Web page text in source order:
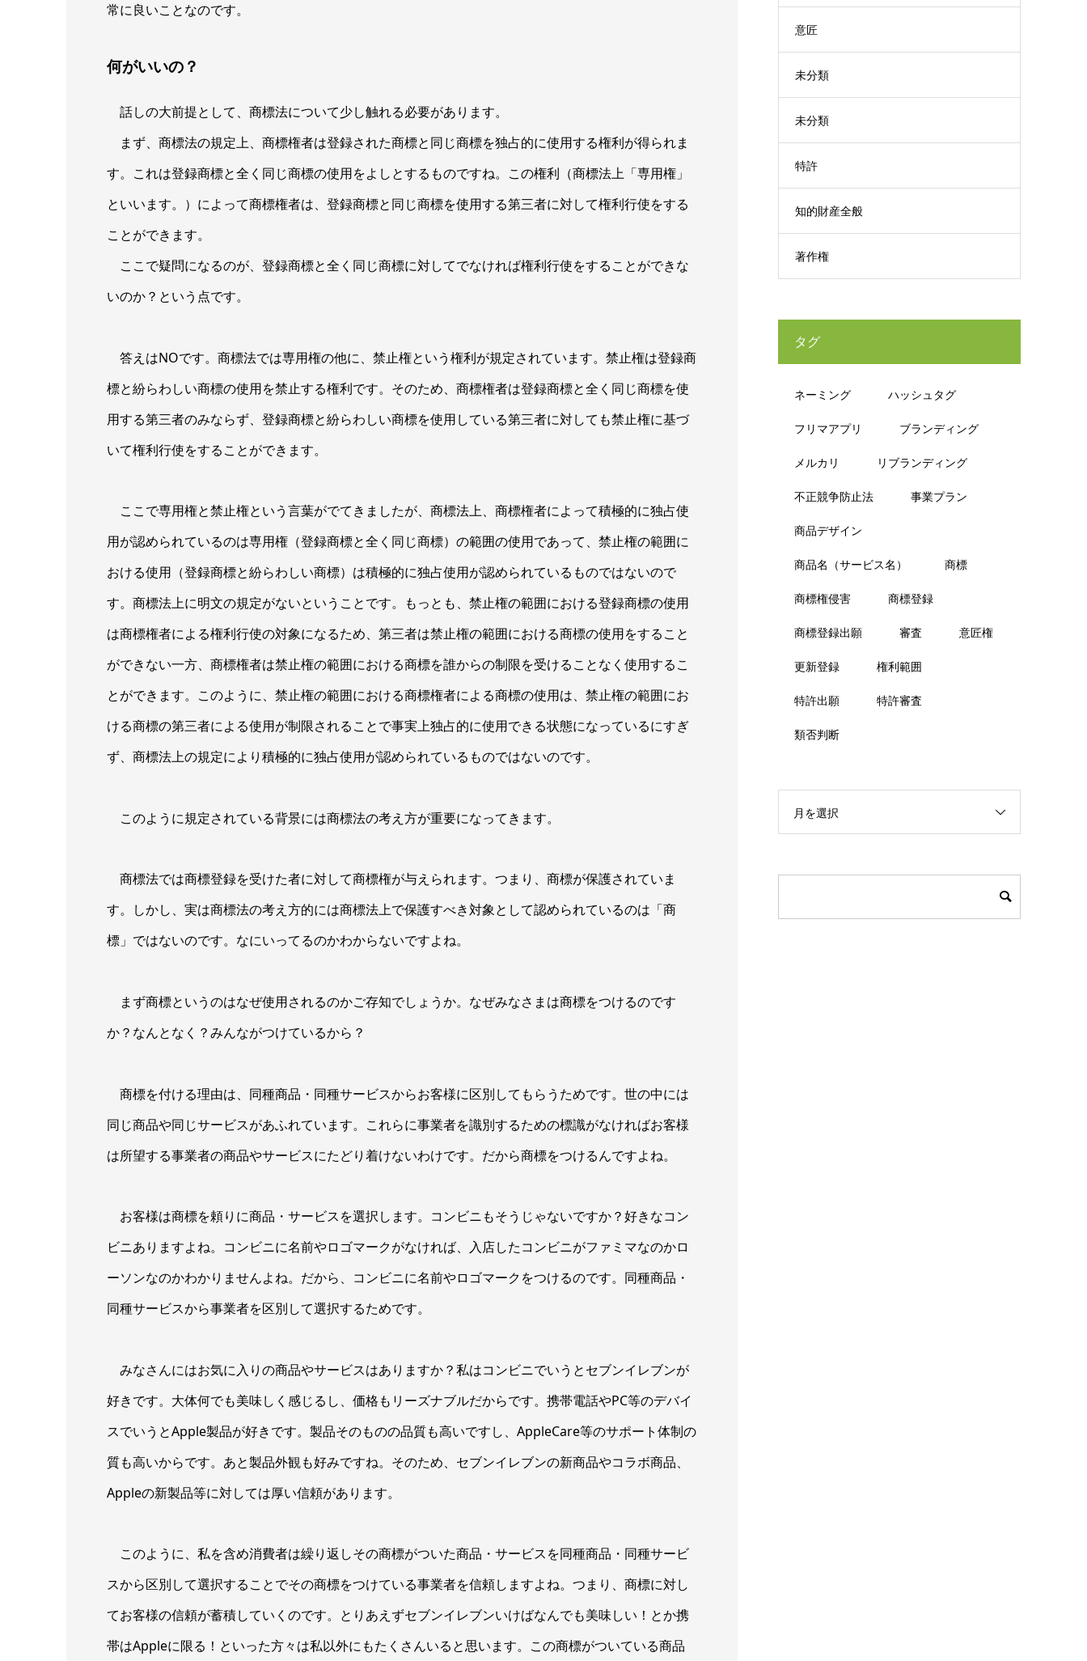
常に良いことなのです。
何がいいの？
話しの大前提として、商標法について少し触れる必要があります。
まず、商標法の規定上、商標権者は登録された商標と同じ商標を独占的に使用する権利が得られま
す。これは登録商標と全く同じ商標の使用をよしとするものですね。この権利（商標法上「専用権」
といいます。）によって商標権者は、登録商標と同じ商標を使用する第三者に対して権利行使をする
ことができます。
ここで疑問になるのが、登録商標と全く同じ商標に対してでなければ権利行使をすることができな
いのか？という点です。
答えはNOです。商標法では専用権の他に、禁止権という権利が規定されています。禁止権は登録商
標と紛らわしい商標の使用を禁止する権利です。そのため、商標権者は登録商標と全く同じ商標を使
用する第三者のみならず、登録商標と紛らわしい商標を使用している第三者に対しても禁止権に基づ
いて権利行使をすることができます。
ここで専用権と禁止権という言葉がでてきましたが、商標法上、商標権者によって積極的に独占使
用が認められているのは専用権（登録商標と全く同じ商標）の範囲の使用であって、禁止権の範囲に
おける使用（登録商標と紛らわしい商標）は積極的に独占使用が認められているものではないので
す。商標法上に明文の規定がないということです。もっとも、禁止権の範囲における登録商標の使用
は商標権者による権利行使の対象になるため、第三者は禁止権の範囲における商標の使用をすること
ができない一方、商標権者は禁止権の範囲における商標を誰からの制限を受けることなく使用するこ
とができます。このように、禁止権の範囲における商標権者による商標の使用は、禁止権の範囲にお
ける商標の第三者による使用が制限されることで事実上独占的に使用できる状態になっているにすぎ
ず、商標法上の規定により積極的に独占使用が認められているものではないのです。
このように規定されている背景には商標法の考え方が重要になってきます。
商標法では商標登録を受けた者に対して商標権が与えられます。つまり、商標が保護されていま
す。しかし、実は商標法の考え方的には商標法上で保護すべき対象として認められているのは「商
標」ではないのです。なにいってるのかわからないですよね。
まず商標というのはなぜ使用されるのかご存知でしょうか。なぜみなさまは商標をつけるのです
か？なんとなく？みんながつけているから？
商標を付ける理由は、同種商品・同種サービスからお客様に区別してもらうためです。世の中には
同じ商品や同じサービスがあふれています。これらに事業者を識別するための標識がなければお客様
は所望する事業者の商品やサービスにたどり着けないわけです。だから商標をつけるんですよね。
お客様は商標を頼りに商品・サービスを選択します。コンビニもそうじゃないですか？好きなコン
ビニありますよね。コンビニに名前やロゴマークがなければ、入店したコンビニがファミマなのかロ
ーソンなのかわかりませんよね。だから、コンビニに名前やロゴマークをつけるのです。同種商品・
同種サービスから事業者を区別して選択するためです。
みなさんにはお気に入りの商品やサービスはありますか？私はコンビニでいうとセブンイレブンが
好きです。大体何でも美味しく感じるし、価格もリーズナブルだからです。携帯電話やPC等のデバイ
スでいうとApple製品が好きです。製品そのものの品質も高いですし、AppleCare等のサポート体制の
質も高いからです。あと製品外観も好みですね。そのため、セブンイレブンの新商品やコラボ商品、
Appleの新製品等に対しては厚い信頼があります。
このように、私を含め消費者は繰り返しその商標がついた商品・サービスを同種商品・同種サービ
スから区別して選択することでその商標をつけている事業者を信頼しますよね。つまり、商標に対し
てお客様の信頼が蓄積していくのです。とりあえずセブンイレブンいけばなんでも美味しい！とか携
帯はAppleに限る！といった方々は私以外にもたくさんいると思います。この商標がついている商品
意匠
未分類
未分類
特許
知的財産全般
著作権
タグ
ネーミング ハッシュタグ
フリマアプリ ブランディング
メルカリ リブランディング
不正競争防止法 事業プラン
商品デザイン
商品名（サービス名） 商標
商標権侵害 商標登録
商標登録出願 審査 意匠権
更新登録 権利範囲
特許出願 特許審査
類否判断
月を選択